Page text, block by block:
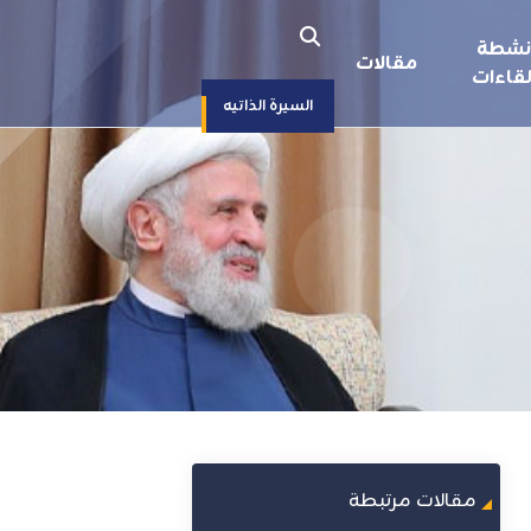
مقالات
السيرة الذاتيه
مقالات مرتبطة